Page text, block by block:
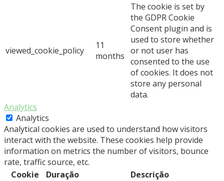
viewed_cookie_policy
11
months
The cookie is set by
the GDPR Cookie
Consent plugin and is
used to store whether
or not user has
consented to the use
of cookies. It does not
store any personal
data.
Analytics
Analytics
Analytical cookies are used to understand how visitors
interact with the website. These cookies help provide
information on metrics the number of visitors, bounce
rate, traffic source, etc.
Cookie
Duração Descrição